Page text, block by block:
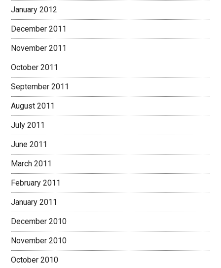
January 2012
December 2011
November 2011
October 2011
September 2011
August 2011
July 2011
June 2011
March 2011
February 2011
January 2011
December 2010
November 2010
October 2010